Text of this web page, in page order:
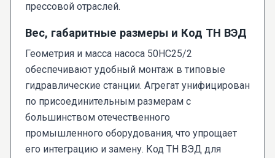
прессовой отраслей.
Вес, габаритные размеры и Код ТН ВЭД
Геометрия и масса насоса 50НС25/2
обеспечивают удобный монтаж в типовые
гидравлические станции. Агрегат унифицирован
по присоединительным размерам с
большинством отечественного
промышленного оборудования, что упрощает
его интеграцию и замену. Код ТН ВЭД для